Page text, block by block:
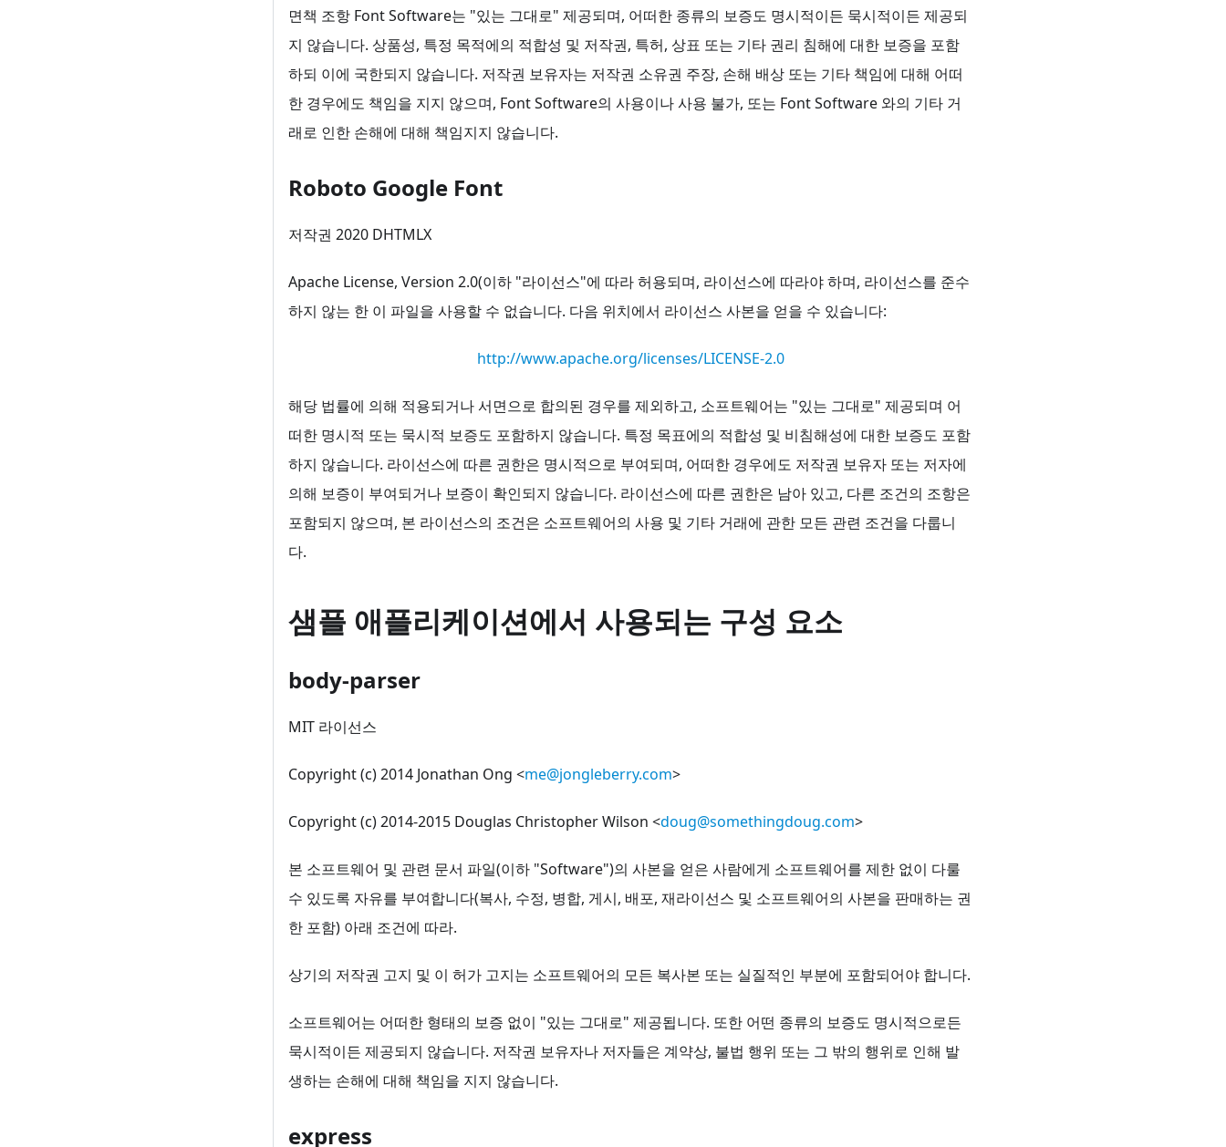
면책 조항 Font Software는 "있는 그대로" 제공되며, 어떠한 종류의 보증도 명시적이든 묵시적이든 제공되
지 않습니다. 상품성, 특정 목적에의 적합성 및 저작권, 특허, 상표 또는 기타 권리 침해에 대한 보증을 포함
하되 이에 국한되지 않습니다. 저작권 보유자는 저작권 소유권 주장, 손해 배상 또는 기타 책임에 대해 어떠
한 경우에도 책임을 지지 않으며, Font Software의 사용이나 사용 불가, 또는 Font Software 와의 기타 거
래로 인한 손해에 대해 책임지지 않습니다.
Roboto Google Font
저작권 2020 DHTMLX
Apache License, Version 2.0(이하 "라이선스"에 따라 허용되며, 라이선스에 따라야 하며, 라이선스를 준수
하지 않는 한 이 파일을 사용할 수 없습니다. 다음 위치에서 라이선스 사본을 얻을 수 있습니다:
http://www.apache.org/licenses/LICENSE-2.0
해당 법률에 의해 적용되거나 서면으로 합의된 경우를 제외하고, 소프트웨어는 "있는 그대로" 제공되며 어
떠한 명시적 또는 묵시적 보증도 포함하지 않습니다. 특정 목표에의 적합성 및 비침해성에 대한 보증도 포함
하지 않습니다. 라이선스에 따른 권한은 명시적으로 부여되며, 어떠한 경우에도 저작권 보유자 또는 저자에
의해 보증이 부여되거나 보증이 확인되지 않습니다. 라이선스에 따른 권한은 남아 있고, 다른 조건의 조항은
포함되지 않으며, 본 라이선스의 조건은 소프트웨어의 사용 및 기타 거래에 관한 모든 관련 조건을 다룹니
다.
샘플 애플리케이션에서 사용되는 구성 요소
body-parser
MIT 라이선스
Copyright (c) 2014 Jonathan Ong <me@jongleberry.com>
Copyright (c) 2014-2015 Douglas Christopher Wilson <doug@somethingdoug.com>
본 소프트웨어 및 관련 문서 파일(이하 "Software")의 사본을 얻은 사람에게 소프트웨어를 제한 없이 다룰
수 있도록 자유를 부여합니다(복사, 수정, 병합, 게시, 배포, 재라이선스 및 소프트웨어의 사본을 판매하는 권
한 포함) 아래 조건에 따라.
상기의 저작권 고지 및 이 허가 고지는 소프트웨어의 모든 복사본 또는 실질적인 부분에 포함되어야 합니다.
소프트웨어는 어떠한 형태의 보증 없이 "있는 그대로" 제공됩니다. 또한 어떤 종류의 보증도 명시적으로든
묵시적이든 제공되지 않습니다. 저작권 보유자나 저자들은 계약상, 불법 행위 또는 그 밖의 행위로 인해 발
생하는 손해에 대해 책임을 지지 않습니다.
express